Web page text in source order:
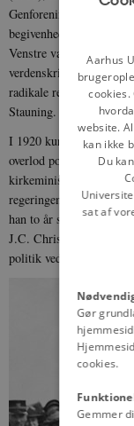
Genforeningen med
begivenheder, som J.C.
Venstre var i denne
verdenskrig dog
radikale regering i
Stauning.
I 1920 kunne J.C.
overlod posten som
kirkeminister. Ingen
regeringens politik og
han to år senere havde
J.C. Christensen
politik ved
Aarhus
website.
kan ikke
Du
sat af
Gør
cookies.
Gemmer